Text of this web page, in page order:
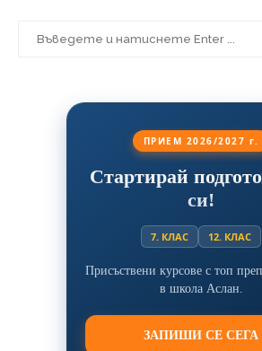
ПРИЕМ 2026/2027 г.
Стартирай
си!
7. КЛАС 12. КЛАС
Присъствени курсове с топ
в школа Аслан.
ЗАПИШИ СЕ СЕГА